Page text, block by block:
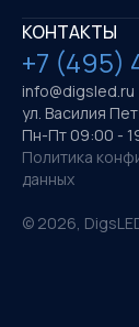
КОНТАКТЫ
+7 (495)
info@digsled.ru
ул. Василия
Пн-Пт 09:00 -
Политика
данных
© 2026,